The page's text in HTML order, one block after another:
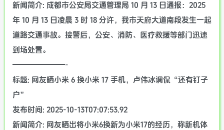
新闻简介: 成都市公安局交通管理局 10 月 13 日通报：2025
年 10 月 13 日凌晨 3 时 18 分许，我市天府大道南段发生一起
道路交通事故。接警后，公安、消防、医疗救援等部门迅速
到场处置。
———————-
标题: 网友晒小米 6 换小米 17 手机，卢伟冰调侃“还有钉子
户”
发布时间: 2025-10-13T07:07:53.92
新闻简介: 网友晒出将小米6换新为小米17的经历，称新机体